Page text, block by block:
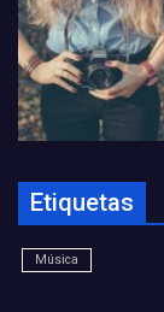
Etiquetas
Música